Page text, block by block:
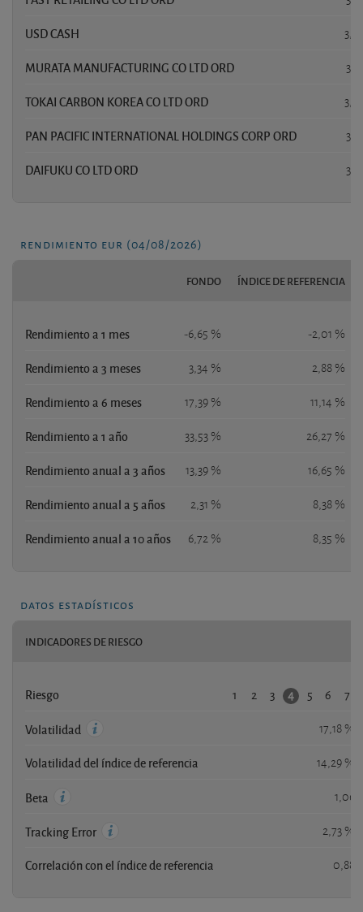
USD CASH
MURATA MANUFACTURING CO LTD ORD
TOKAI CARBON KOREA CO LTD ORD
PAN PACIFIC INTERNATIONAL HOLDINGS CORP ORD
DAIFUKU CO LTD ORD
rendimiento eur (04/08/2026)
FONDO ÍNDICE DE REFERENCIA
Rendimiento a 1 mes -6,65 % -2,01 %
Rendimiento a 3 meses 3,34 % 2,88 %
Rendimiento a 6 meses 17,39 % 11,14 %
Rendimiento a 1 año 33,53 % 26,27 %
Rendimiento anual a 3 años 13,39 % 16,65 %
Rendimiento anual a 5 años 2,31 % 8,38 %
Rendimiento anual a 10 años 6,72 % 8,35 %
datos estadísticos
INDICADORES DE RIESGO
Riesgo 1 2 3 4 5 6 7
Volatilidad 17,18 %
Volatilidad del índice de referencia 14,29 %
Beta 1,06
Tracking Error 2,73 %
Correlación con el índice de referencia 0,88